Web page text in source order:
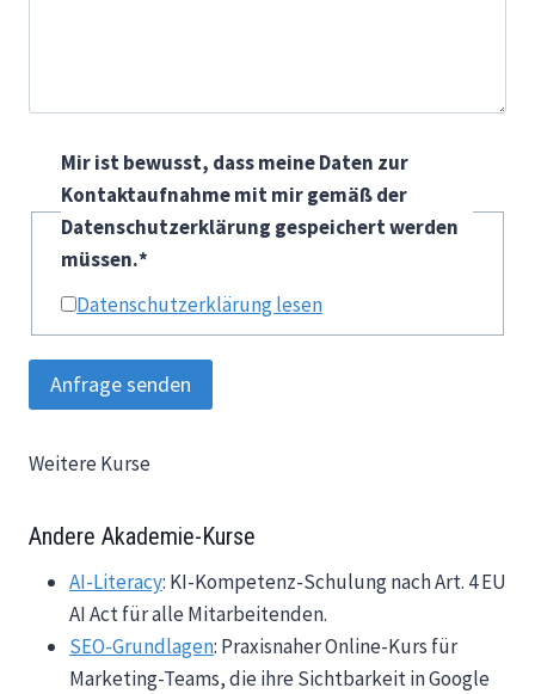
Mir ist bewusst, dass meine Daten zur
Kontaktaufnahme mit mir gemäß der
Datenschutzerklärung gespeichert werden
müssen.*
Datenschutzerklärung lesen
Anfrage senden
Weitere Kurse
Andere Akademie-Kurse
AI-Literacy: KI-Kompetenz-Schulung nach Art. 4 EU
AI Act für alle Mitarbeitenden.
SEO-Grundlagen: Praxisnaher Online-Kurs für
Marketing-Teams, die ihre Sichtbarkeit in Google